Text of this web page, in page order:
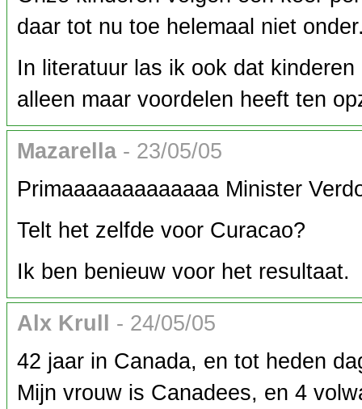
daar tot nu toe helemaal niet
In literatuur las ik ook dat
alleen maar voordelen heeft ten
Mazarella - 23/05/05
Primaaaaaaaaaaaaa Minister
Telt het zelfde voor Curacao?
Ik ben benieuw voor het resultaat.
Alx Krull - 24/05/05
42 jaar in Canada, en tot heden
Mijn vrouw is Canadees, en 4